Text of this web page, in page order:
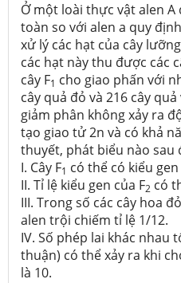
Ở một loài thực vật alen
toàn so với alen a quy
xử lý các hạt của cây
các hạt này thu được các
cây F1 cho giao phấn với
cây quả đỏ và 216 cây
giảm phân không xảy ra
tạo giao tử 2n và có khả
thuyết, phát biểu nào sau
I. Cây F1 có thể có kiểu
II. Tỉ lệ kiểu gen của F2 có
III. Trong số các cây hoa
alen trội chiếm tỉ lệ 1/12.
IV. Số phép lai khác nhau
thuận) có thể xảy ra khi
là 10.